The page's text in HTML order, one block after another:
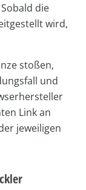
die
wird,
stoßen,
und
Link an
jeweiligen